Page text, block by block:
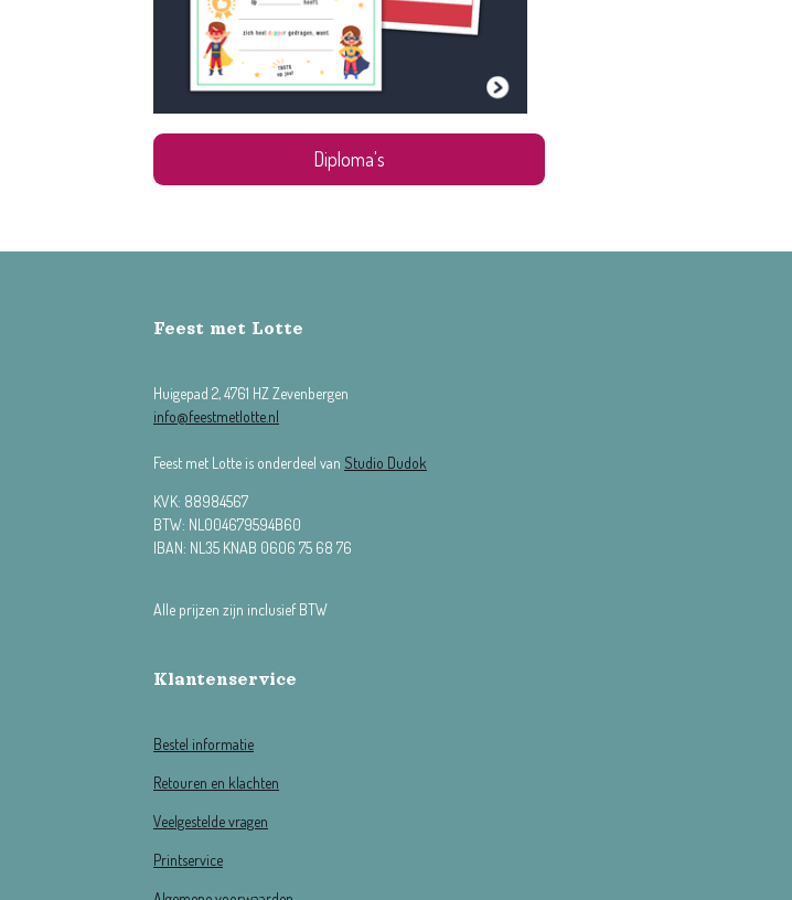
Diploma's
Feest met Lotte
Huigepad 2, 4761 HZ Zevenbergen
info@feestmetlotte.nl
Feest met Lotte is onderdeel van Studio Dudok
KVK: 88984567
BTW: NL004679594B60
IBAN: NL35 KNAB 0606 75 68 76
Alle prijzen zijn inclusief BTW
Klantenservice
Bestel informatie
Retouren en klachten
Veelgestelde vragen
Printservice